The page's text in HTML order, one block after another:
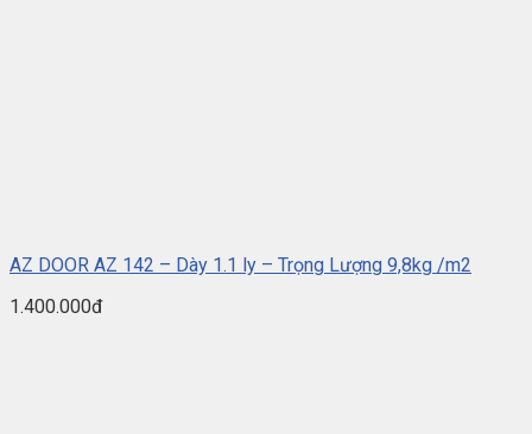
AZ DOOR AZ 142 – Dày 1.1 ly – Trọng Lượng 9,8kg /m2
1.400.000đ